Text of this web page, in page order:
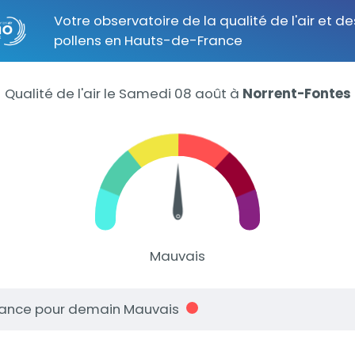
Votre observatoire de la qualité de l'air et
pollens en Hauts-de-France
Qualité de l'air le Samedi 08 août à Norrent-Fontes
Mauvais
pour demain Mauvais